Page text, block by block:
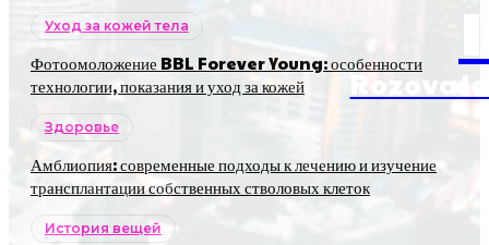
Уход за кожей тела
Фотоомоложение BBL Forever Young: особенности
технологии, показания и уход за кожей
Здоровье
Амблиопия: современные подходы к лечению и изучение
трансплантации собственных стволовых клеток
История вещей